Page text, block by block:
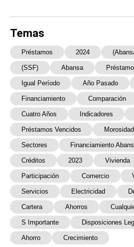
Temas
Préstamos 2024
(SSF) Abansa
Igual Período Año Pasado
Financiamiento Comparación
Cuatro Años Indicadores
Préstamos Vencidos Morosidad
Sectores Financiamiento
Créditos 2023 Vivienda
Participación Comercio
Servicios Electricidad
Cartera Ahorros
S Importante Disposiciones
Ahorro Crecimiento